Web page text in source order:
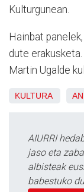
Kulturgunean.
Hainbat
dute
Martin Ugalde
KULTURA
AIURRI
jaso eta
albisteak
babestuko